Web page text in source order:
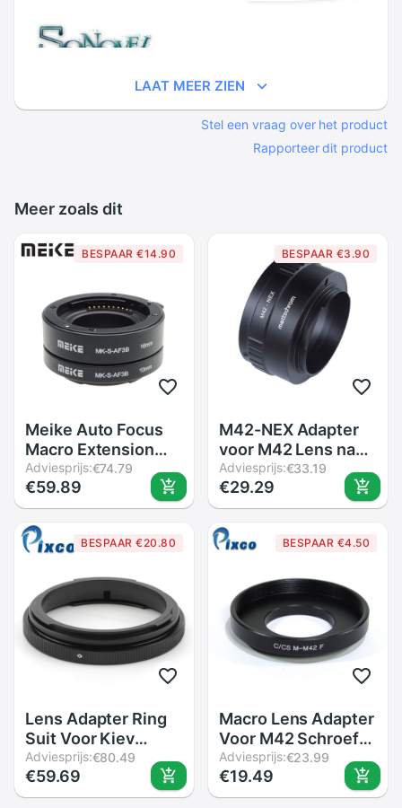
LAAT MEER ZIEN
Stel een vraag over het product
Rapporteer dit product
Meer zoals dit
BESPAAR €14.90
Meike Auto Focus
Macro Extension
Tube Ring voor
Sony E-Mount
A6300 A6500
A6000 A7 A7II A7III
A7SII NEX-7 NEX-6
NEX-5
Adviesprijs:€74.79
€59.89
BESPAAR €3.90
M42-NEX Adapter
voor M42 Lens naar
NEX
Adviesprijs:€33.19
€29.29
BESPAAR €20.80
Lens Adapter Ring
Suit Voor Kiev
60/Voor Pentacon 6
Lens Pak voor
Mamiya 645 M645
Adviesprijs:€80.49
€59.69
BESPAAR €4.50
Macro Lens Adapter
Voor M42 Schroef
Mount Lens C/CS
Camera
Adviesprijs:€23.99
€19.49